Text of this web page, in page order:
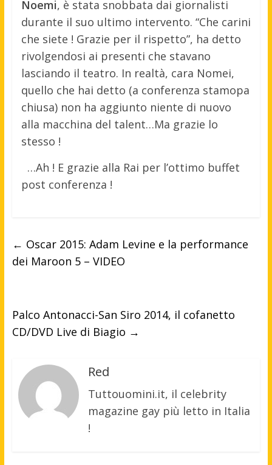
Noemi, è stata snobbata dai giornalisti
durante il suo ultimo intervento. “Che carini
che siete ! Grazie per il rispetto”, ha detto
rivolgendosi ai presenti che stavano
lasciando il teatro. In realtà, cara Nomei,
quello che hai detto (a conferenza stamopa
chiusa) non ha aggiunto niente di nuovo
alla macchina del talent…Ma grazie lo
stesso !
…Ah ! E grazie alla Rai per l’ottimo buffet
post conferenza !
← Oscar 2015: Adam Levine e la performance
dei Maroon 5 – VIDEO
Palco Antonacci-San Siro 2014, il cofanetto
CD/DVD Live di Biagio →
Red
Tuttouomini.it, il celebrity
magazine gay più letto in Italia
!